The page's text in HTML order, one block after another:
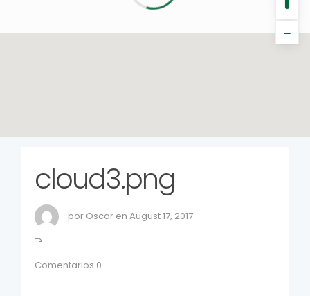
cloud3.png
por Oscar en August 17, 2017
Comentarios:0